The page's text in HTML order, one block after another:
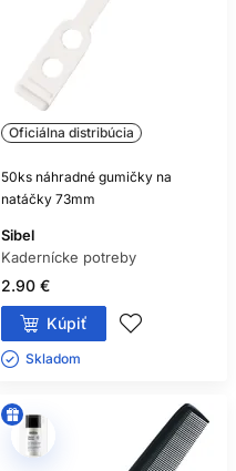
Oficiálna distribúcia
50ks náhradné gumičky na
natáčky 73mm
Sibel
Kadernícke potreby
2.90 €
Kúpiť
Skladom ㅤ